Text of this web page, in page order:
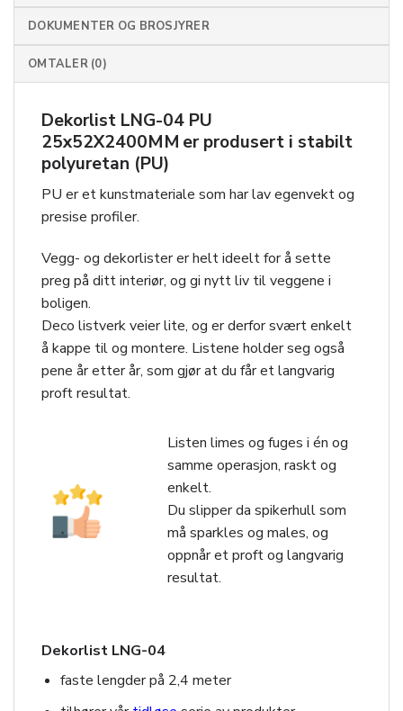
DOKUMENTER OG BROSJYRER
OMTALER (0)
Dekorlist LNG-04 PU
25x52X2400MM er produsert i stabilt
polyuretan (PU)
PU er et kunstmateriale som har lav egenvekt og
presise profiler.
Vegg- og dekorlister er helt ideelt for å sette
preg på ditt interiør, og gi nytt liv til veggene i
boligen.
Deco listverk veier lite, og er derfor svært enkelt
å kappe til og montere. Listene holder seg også
pene år etter år, som gjør at du får et langvarig
proft resultat.
Listen limes og fuges i én og
samme operasjon, raskt og
enkelt.
Du slipper da spikerhull som
må sparkles og males, og
oppnår et proft og langvarig
resultat.
Dekorlist LNG-04
faste lengder på 2,4 meter